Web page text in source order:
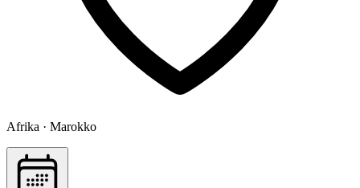
Afrika · Marokko